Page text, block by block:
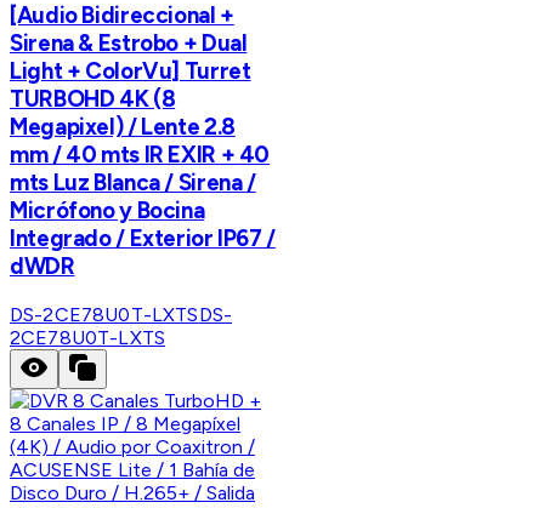
[Audio Bidireccional +
Sirena & Estrobo + Dual
Light + ColorVu] Turret
TURBOHD 4K (8
Megapixel) / Lente 2.8
mm / 40 mts IR EXIR + 40
mts Luz Blanca / Sirena /
Micrófono y Bocina
Integrado / Exterior IP67 /
dWDR
DS-2CE78U0T-LXTSDS-
2CE78U0T-LXTS